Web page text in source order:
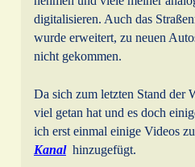
digitalisieren. Auch das
wurde erweitert, zu neuen
nicht gekommen.
Da sich zum letzten Stand der
viel getan hat und es doch
ich erst einmal einige Videos zu
Kanal hinzugefügt.